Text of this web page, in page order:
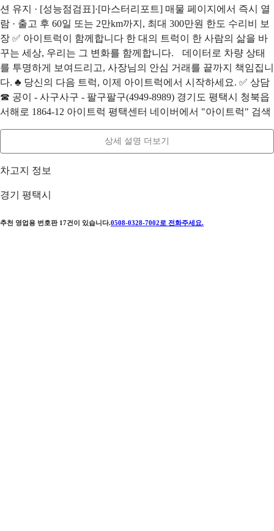
션 유지 · [성능점검표]·[마스터리포트] 매물 페이지에서 즉시 열
람 · 출고 후 60일 또는 2만km까지, 최대 300만원 한도 수리비 보
장 ✅ 아이트럭이 함께합니다 한 대의 트럭이 한 사람의 삶을 바
꾸는 세상, 우리는 그 변화를 함께합니다. 데이터로 차량 상태
를 투명하게 보여드리고, 사장님의 안심 거래를 끝까지 책임집니
다. ♣ 당신의 다음 트럭, 이제 아이트럭에서 시작하세요. ✅ 상담
☎ 공이 - 사구사구 - 팔구팔구(4949-8989) 경기도 평택시 청북읍
서해로 1864-12 아이트럭 평택센터 네이버에서 "아이트럭" 검색
상세 설명 더보기
차고지 정보
경기 평택시
추천 영업용 번호판 17건이 있습니다.0508-0328-7002 로 전화주세요.